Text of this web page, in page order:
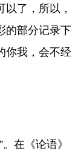
了，所以，
的部分记录下
你我，会不经
在《论语》